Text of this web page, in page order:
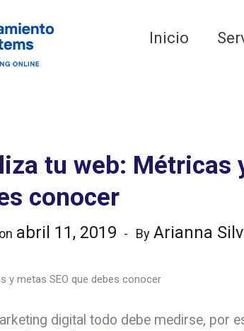
Inicio
tu web: Métricas
conocer
abril 11, 2019 By Arianna
digital todo debe medirse, por